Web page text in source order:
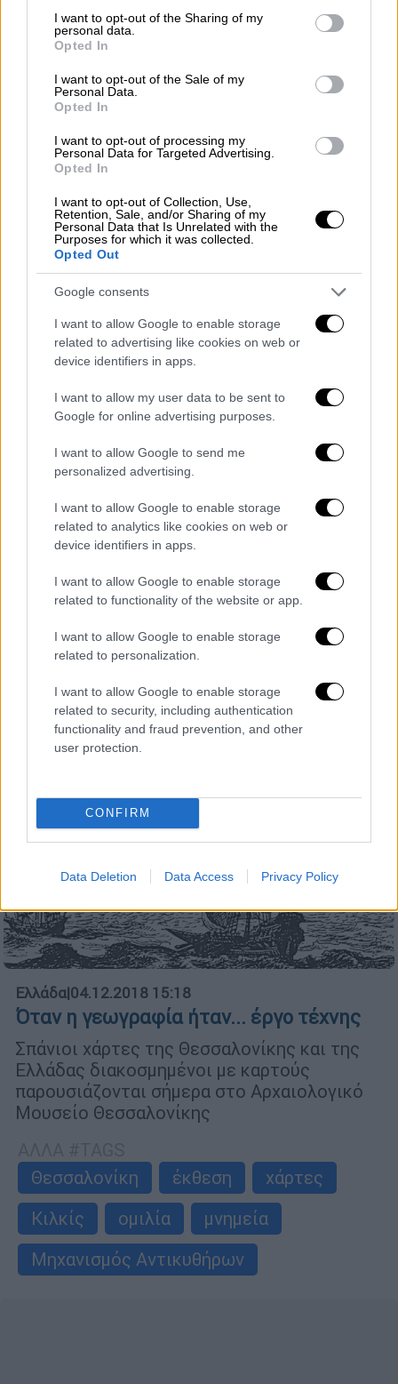
not limited to your visit or usage behaviour. You may click to
grant or deny consent to Google and its third-party tags to
use your data for below specified purposes in below Google
consent section.
I want to opt-out of the Sharing of my
personal data.
Opted In
I want to opt-out of the Sale of my
Personal Data.
Opted In
I want to opt-out of processing my
Personal Data for Targeted Advertising.
Opted In
I want to opt-out of Collection, Use,
Retention, Sale, and/or Sharing of my
Personal Data that Is Unrelated with the
Purposes for which it was collected.
Opted Out
Google consents
I want to allow Google to enable storage
related to advertising like cookies on web or
device identifiers in apps.
I want to allow my user data to be sent to
Google for online advertising purposes.
I want to allow Google to send me
personalized advertising.
I want to allow Google to enable storage
related to analytics like cookies on web or
device identifiers in apps.
I want to allow Google to enable storage
related to functionality of the website or app.
I want to allow Google to enable storage
related to personalization.
I want to allow Google to enable storage
related to security, including authentication
functionality and fraud prevention, and other
user protection.
CONFIRM
Data Deletion Data Access Privacy Policy
Αρχαιολογικό Μουσείο Θεσσαλονίκης:
Αναζητώντας πατρίδες στο Βόρειο
Αιγαίο
Τη συναρπαστική ιστορία του ελληνικού
αποικισµού αφηγείται η έκθεση 500
αντικειµένων που εγκαινιάστηκε στο
Αρχαιολογικό Μουσείο
Πολιτισμός|07.05.2019 17:46
Αρχαιολογικό μουσείο Θεσσαλονίκης:
Πολιτιστικός τουρισμός στην πόλη
Συνάντηση εργασίας με θέμα «Πολιτιστικός
πραγματοποίησε την Τρίτη το Αρχαιολογικό
μουσείο Θεσσαλονίκης, με φορείς του
Ελλάδα|04.12.2018 15:18
Όταν η γεωγραφία ήταν... έργο τέχνης
Σπάνιοι χάρτες της Θεσσαλονίκης και της
Ελλάδας διακοσμημένοι με καρτούς
παρουσιάζονται σήμερα στο Αρχαιολογικό
Μουσείο Θεσσαλονίκης
Θεσσαλονίκη
έκθεση
χάρτες
Κιλκίς
ομιλία
μνημεία
Μηχανισμός Αντικυθήρων